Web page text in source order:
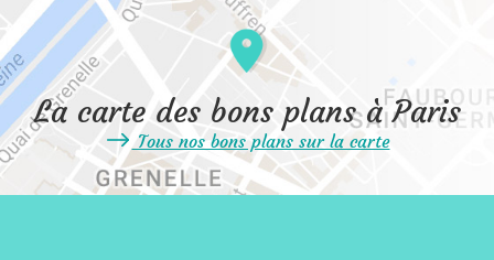
La carte des bons plans à Paris
Tous nos bons plans sur la carte